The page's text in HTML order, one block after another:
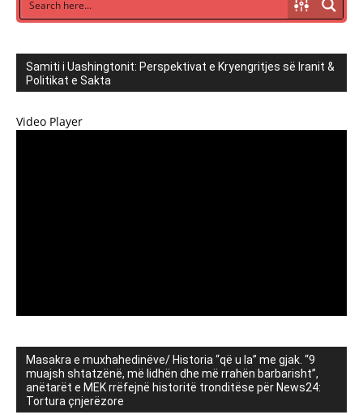
Samiti i Uashingtonit: Perspektivat e Kryengritjes së Iranit &
Politikat e Sakta
Video Player
Masakra e muxhahedinëve/ Historia “që u la” me gjak. “9
muajsh shtatzënë, më lidhën dhe më rrahën barbarisht”,
anëtarët e MEK rrëfejnë historitë tronditëse për News24:
Tortura çnjerëzore